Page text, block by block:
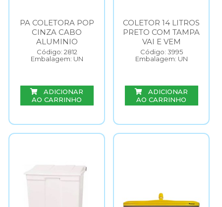
PA COLETORA POP
CINZA CABO
ALUMINIO
Código: 2812
Embalagem: UN
ADICIONAR
AO CARRINHO
COLETOR 14 LITROS
PRETO COM TAMPA
VAI E VEM
Código: 3995
Embalagem: UN
ADICIONAR
AO CARRINHO